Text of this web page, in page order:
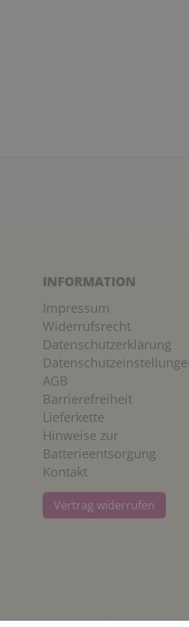
INFORMATION
Impressum
Widerrufsrecht
Datenschutzerklärung
AGB
Barrierefreiheit
Lieferkette
Hinweise zur
Batterieentsorgung
Kontakt
Vertrag widerrufen